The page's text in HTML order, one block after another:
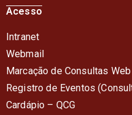
Acesso
Intranet
Webmail
Marcação de Consultas Web
Registro de Eventos
Cardápio – QCG